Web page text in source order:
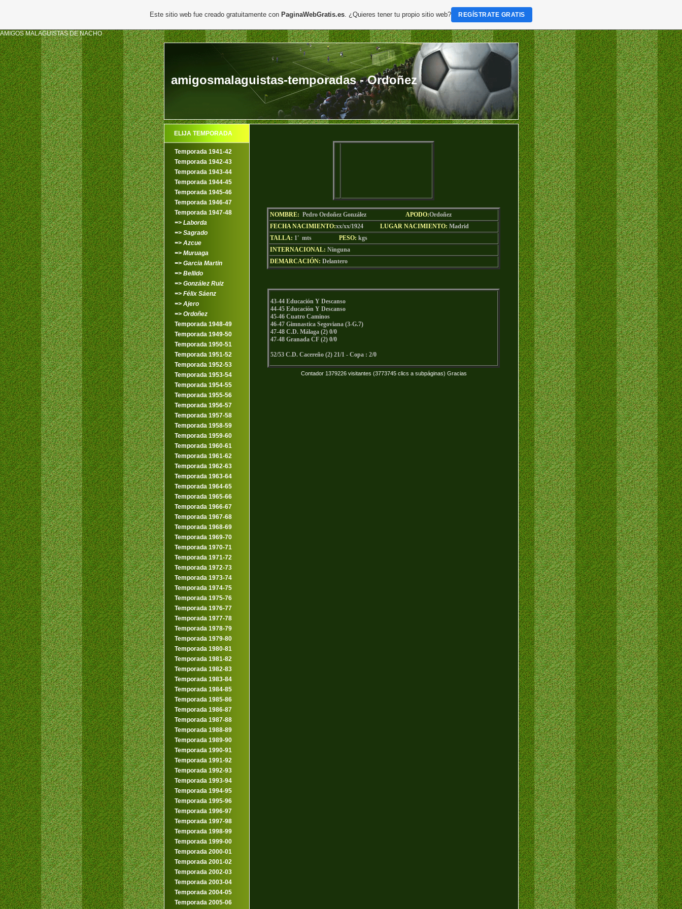
AMIGOS MALAGUISTAS DE NACHO
amigosmalaguistas-temporadas - Ordoñez
ELIJA TEMPORADA
Temporada 1941-42
Temporada 1942-43
Temporada 1943-44
Temporada 1944-45
Temporada 1945-46
Temporada 1946-47
Temporada 1947-48
=> Laborda
=> Sagrado
=> Azcue
=> Muruaga
=> Garcia Martin
=> Bellido
=> González Ruiz
=> Félix Sáenz
=> Ajero
=> Ordoñez
Temporada 1948-49
Temporada 1949-50
Temporada 1950-51
Temporada 1951-52
Temporada 1952-53
Temporada 1953-54
Temporada 1954-55
Temporada 1955-56
Temporada 1956-57
Temporada 1957-58
Temporada 1958-59
Temporada 1959-60
Temporada 1960-61
Temporada 1961-62
Temporada 1962-63
Temporada 1963-64
Temporada 1964-65
Temporada 1965-66
Temporada 1966-67
Temporada 1967-68
Temporada 1968-69
Temporada 1969-70
Temporada 1970-71
Temporada 1971-72
Temporada 1972-73
Temporada 1973-74
Temporada 1974-75
Temporada 1975-76
Temporada 1976-77
Temporada 1977-78
Temporada 1978-79
Temporada 1979-80
Temporada 1980-81
Temporada 1981-82
Temporada 1982-83
Temporada 1983-84
Temporada 1984-85
Temporada 1985-86
Temporada 1986-87
Temporada 1987-88
Temporada 1988-89
Temporada 1989-90
Temporada 1990-91
Temporada 1991-92
Temporada 1992-93
Temporada 1993-94
Temporada 1994-95
Temporada 1995-96
Temporada 1996-97
Temporada 1997-98
Temporada 1998-99
Temporada 1999-00
Temporada 2000-01
Temporada 2001-02
Temporada 2002-03
Temporada 2003-04
Temporada 2004-05
Temporada 2005-06
NOMBRE: Pedro Ordoñez González APODO:Ordoñez
FECHA NACIMIENTO:xx/xx/1924 LUGAR NACIMIENTO: Madrid
TALLA: 1' mts PESO: kgs
INTERNACIONAL: Ninguna
DEMARCACIÓN: Delantero
43-44 Educación Y Descanso
44-45 Educación Y Descanso
45-46 Cuatro Caminos
46-47 Gimnastica Segoviana (3-G.7)
47-48 C.D. Málaga (2) 0/0
47-48 Granada CF (2) 0/0
52/53 C.D. Cacereño (2) 21/1 - Copa : 2/0
Contador 1379226 visitantes (3773745 clics a subpáginas) Gracias
Este sitio web fue creado gratuitamente con PaginaWebGratis.es. ¿Quieres tener tu propio sitio web? REGÍSTRATE GRATIS